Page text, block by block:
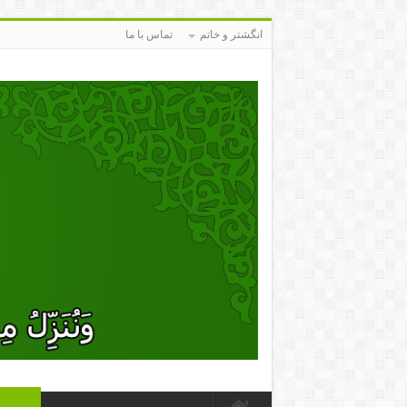
انگشتر و خاتم تماس با ما